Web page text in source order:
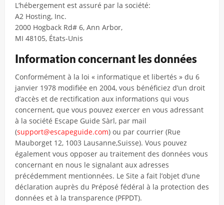
L’hébergement est assuré par la société:
A2 Hosting, Inc.
2000 Hogback Rd# 6, Ann Arbor,
MI 48105, États-Unis
Information concernant les données
Conformément à la loi « informatique et libertés » du 6
janvier 1978 modifiée en 2004, vous bénéficiez d’un droit
d’accès et de rectification aux informations qui vous
concernent, que vous pouvez exercer en vous adressant
à la société Escape Guide Sàrl, par mail
(support@escapeguide.com) ou par courrier (Rue
Mauborget 12, 1003 Lausanne,Suisse). Vous pouvez
également vous opposer au traitement des données vous
concernant en nous le signalant aux adresses
précédemment mentionnées. Le Site a fait l’objet d’une
déclaration auprès du Préposé fédéral à la protection des
données et à la transparence (PFPDT).